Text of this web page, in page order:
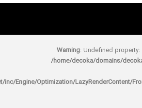
Warning:
/home/decoka/
rocket/inc/Engine/Optimization/